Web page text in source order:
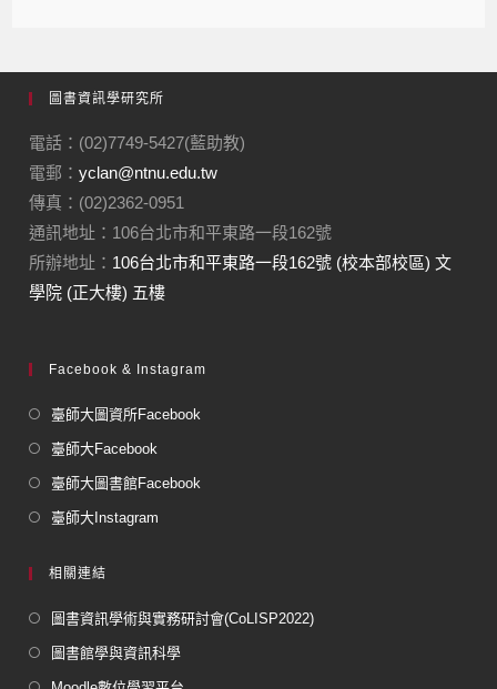
圖書資訊學研究所
電話：(02)7749-5427(藍助教)
電郵：yclan@ntnu.edu.tw
傳真：(02)2362-0951
通訊地址：106台北市和平東路一段162號
所辦地址： 106台北市和平東路一段162號 (校本部校區) 文
學院 (正大樓) 五樓
Facebook & Instagram
臺師大圖資所Facebook
臺師大Facebook
臺師大圖書館Facebook
臺師大Instagram
相關連結
圖書資訊學術與實務研討會(CoLISP2022)
圖書館學與資訊科學